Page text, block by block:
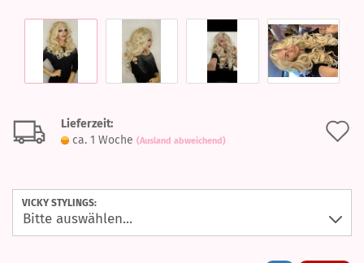
Lieferzeit:
ca. 1 Woche (Ausland abweichend)
VICKY STYLINGS: